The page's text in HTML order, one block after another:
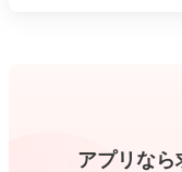
アプリなら